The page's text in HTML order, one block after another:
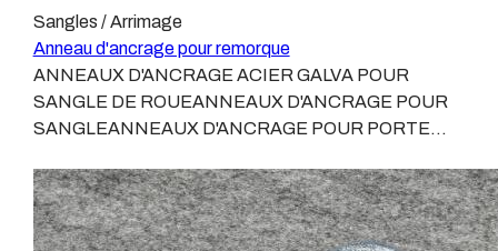
Sangles / Arrimage
Anneau d'ancrage pour remorque
ANNEAUX D'ANCRAGE ACIER GALVA POUR
SANGLE DE ROUEANNEAUX D'ANCRAGE POUR
SANGLEANNEAUX D'ANCRAGE POUR PORTE
2 rondellesSur les remorques porte voiture de marque
LIDER, l'utilisation des sangles de roues n'est pas
toujours possible.Sur les remorques porte voiture